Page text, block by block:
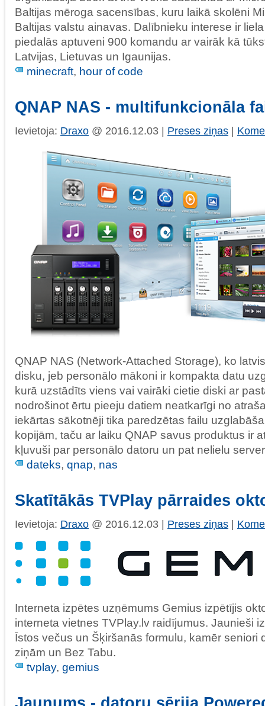
Baltijas mēroga sacensības, kuru laikā skolēni
Baltijas valstu ainavas. Dalībnieku interese ir
piedalās aptuveni 900 komandu ar vairāk kā
Latvijas, Lietuvas un Igaunijas.
minecraft, hour of code
QNAP NAS - multifunkcionāla
Ievietoja: Draxo @ 2016.12.03 | Preses ziņas |
QNAP NAS (Network-Attached Storage), ko
disku, jeb personālo mākoni ir kompakta datu
kurā uzstādīts viens vai vairāki cietie diski ar
nodrošinot ērtu pieeju datiem neatkarīgi no
iekārtas sākotnēji tika paredzētas failu
kopijām, taču ar laiku QNAP savus produktus ir
kļuvuši par personālo datoru un pat nelielu
dateks, qnap, nas
Skatītākās TVPlay pārraides
Ievietoja: Draxo @ 2016.12.03 | Preses ziņas
Interneta izpētes uzņēmums Gemius izpētījis
interneta vietnes TVPlay.lv raidījumus. Jaunieši
Īstos večus un Šķiršanās formulu, kamēr seniori
ziņām un Bez Tabu.
tvplay, gemius